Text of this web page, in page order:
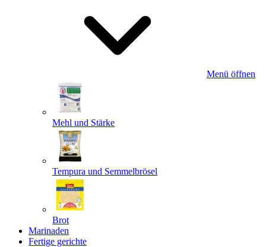
Menü öffnen
Mehl und Stärke
Tempura und Semmelbrösel
Brot
Marinaden
Fertige gerichte